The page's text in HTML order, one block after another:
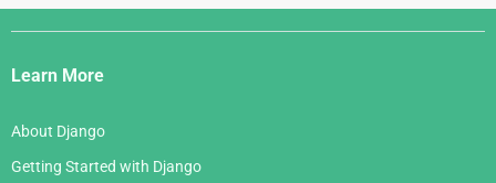
Django
Links
Learn More
About Django
Getting Started with Django